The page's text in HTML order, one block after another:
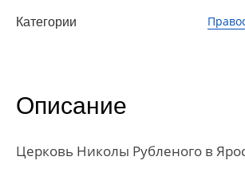
Категории
Описание
Церковь Николы Рубленого в